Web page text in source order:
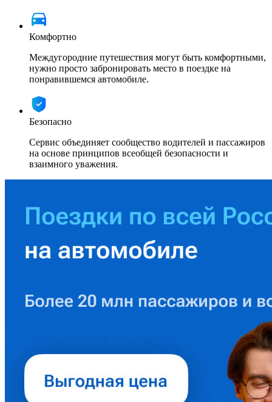
Комфортно
Междугородние путешествия могут быть комфортными,
нужно просто забронировать место в поездке на
понравившемся автомобиле.
Безопасно
Сервис объединяет сообщество водителей и пассажиров
на основе принципов всеобщей безопасности и
взаимного уважения.